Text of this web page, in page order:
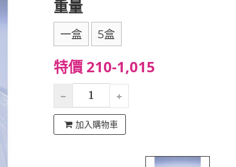
重量
一盒 5盒
特價 210-1,015
加入購物車